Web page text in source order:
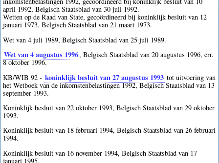
april 1992, Belgisch Staatsblad van 30 juli 1992.
Wetten op de Raad van State, gecoördineerd bij koninklijk besluit van 12
januari 1973, Belgisch Staatsblad van 21 maart 1973.
Wet van 4 juli 1989, Belgisch Staatsblad van 25 juli 1989.
Wet van 4 augustus 1996, Belgisch Staatsblad van 20 augustus 1996, err.
8 oktober 1996.
KB/WIB 92 - koninklijk besluit van 27 augustus 1993 tot uitvoering van
het Wetboek van de inkomstenbelastingen 1992, Belgisch Staatsblad van 13
september 1993.
Koninklijk besluit van 22 oktober 1993, Belgisch Staatsblad van 29 oktober
1993.
Koninklijk besluit van 18 februari 1994, Belgisch Staatsblad van 26 februari
1994.
Koninklijk besluit van 16 november 1994, Belgisch Staatsblad van 17
januari 1995.